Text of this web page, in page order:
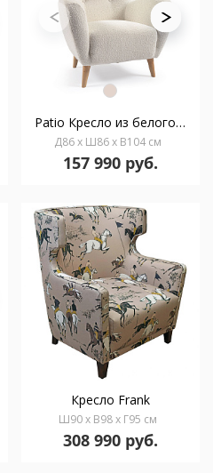
Patio Кресло из белого флиса с ножками из натурального каучука
Д86 x Ш86 x В104 см
157 990 руб.
Кресло Frank
Ш90 x В98 x Г95 см
308 990 руб.